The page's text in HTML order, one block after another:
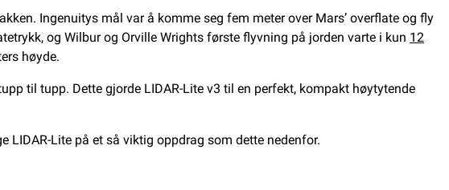
Ingenuitys mål var å komme seg fem meter over Mars’ overflate og fly
og Wilbur og Orville Wrights første flyvning på jorden varte i kun 12
høyde.
til tupp. Dette gjorde LIDAR-Lite v3 til en perfekt, kompakt høytytende
LIDAR-Lite på et så viktig oppdrag som dette nedenfor.